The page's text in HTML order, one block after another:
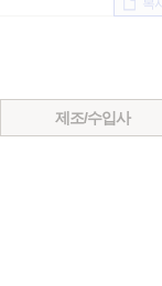
복사
제조/수입사